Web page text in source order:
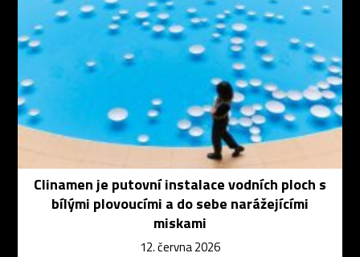
Clinamen je putovní instalace vodních ploch s
bílými plovoucími a do sebe narážejícími
miskami
12. června 2026